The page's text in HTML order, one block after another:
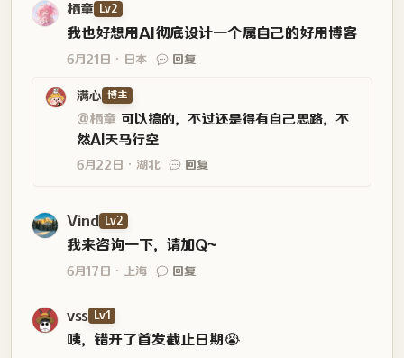
栖童 Lv2
我也好想用AI彻底设计一个属自己的好用博客
6月21日 日本 回复
满心 博主
@栖童 可以搞的，不过还是得有自己思路，不
然AI天马行空
6月22日 湖北 回复
Vind Lv2
我来咨询一下，请加Q~
6月17日 上海 回复
vss Lv1
咦，错开了首发截止日期😭